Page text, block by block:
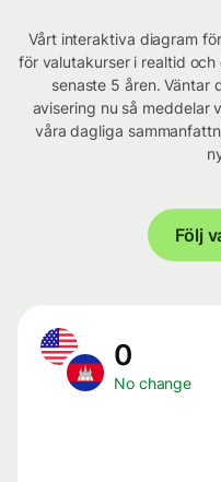
Vårt interaktiva diagram
för valutakurser i realtid
senaste 5 åren. Väntar
avisering nu så meddelar
våra dagliga
Följ
0
No change